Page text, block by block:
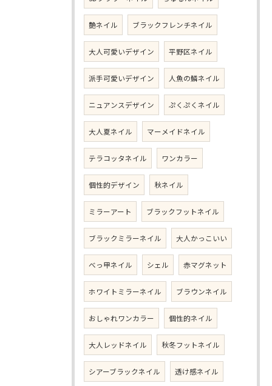
艶ネイル ブラックフレンチネイル
大人可愛いデザイン 平野区ネイル
派手可愛いデザイン 人魚の鱗ネイル
ニュアンスデザイン ぷくぷくネイル
大人夏ネイル マーメイドネイル
テラコッタネイル ワンカラー
個性的デザイン 秋ネイル
ミラーアート ブラックフットネイル
ブラックミラーネイル 大人かっこいい
べっ甲ネイル シェル 赤マグネット
ホワイトミラーネイル ブラウンネイル
おしゃれワンカラー 個性的ネイル
大人レッドネイル 秋冬フットネイル
シアーブラックネイル 透け感ネイル